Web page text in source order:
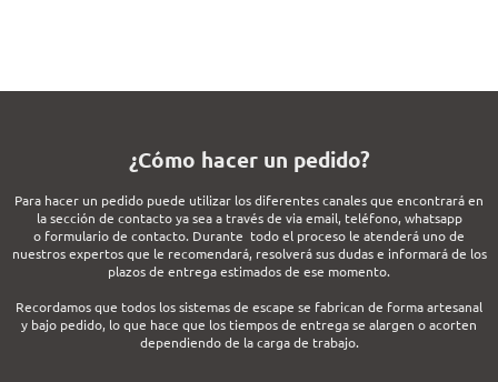
¿Cómo hacer un pedido?
Para hacer un pedido puede utilizar los diferentes canales que encontrará en
la sección de contacto ya sea a través de via email, teléfono, whatsapp
o formulario de contacto. Durante todo el proceso le atenderá uno de
nuestros expertos que le recomendará, resolverá sus dudas e informará de los
plazos de entrega estimados de ese momento.
Recordamos que todos los sistemas de escape se fabrican de forma artesanal
y bajo pedido, lo que hace que los tiempos de entrega se alargen o acorten
dependiendo de la carga de trabajo.